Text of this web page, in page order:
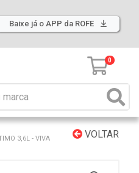
Baixe já o APP da ROFE
0
VOLTAR
3,6L - VIVA